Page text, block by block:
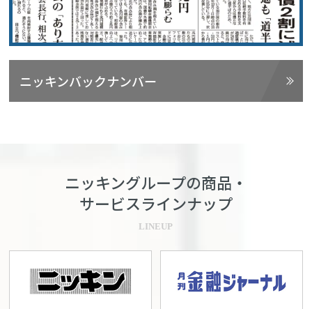
ニッキンバックナンバー
ニッキングループの商品・
サービスラインナップ
LINEUP